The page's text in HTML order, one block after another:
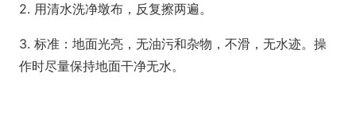
2. 用清水洗净墩布，反复擦两遍。
3. 标准：地面光亮，无油污和杂物，不滑，无水迹。操
作时尽量保持地面干净无水。